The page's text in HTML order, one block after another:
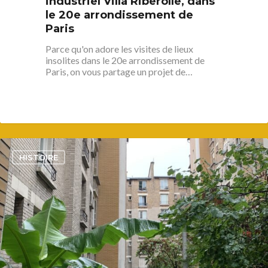
le 20e arrondissement de
Paris
Parce qu'on adore les visites de lieux
insolites dans le 20e arrondissement de
Paris, on vous partage un projet de…
HISTOIRE
3